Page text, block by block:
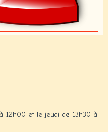
12h00 et le jeudi de 13h30 à